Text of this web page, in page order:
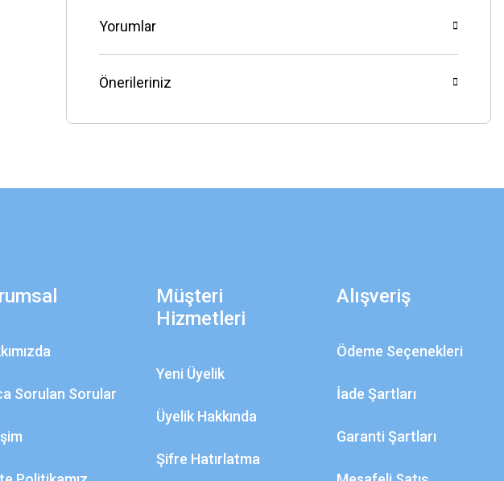
Yorumlar
Önerileriniz
Sorulan Sorular
Müşteri
Hizmetleri
Yeni Üyelik
Üyelik Hakkında
Şifre Hatırlatma
Alışveriş
Ödeme Seçenekleri
İade Şartları
Garanti Şartları